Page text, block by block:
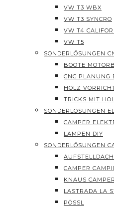
VW T3 WBX
VW T3 SYNCRO
VW T4
VW T5
SONDERLÖSUNGEN
BOOTE
CNC PLANUNG
HOLZ
TRICKS MIT
SONDERLÖSUNGEN
CAMPER
LAMPEN DIY
SONDERLÖSUNGEN
AUFSTELLDACH
CAMPER
KNAUS CAMPER
LASTRADA LA
PÖSSL